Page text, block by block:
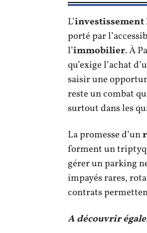
L’investissement
porté par
l’immobilier. À
qu’exige l’achat
saisir une
reste un combat
surtout dans les
La promesse d’un
forment un
gérer un parking
impayés rares,
contrats
A découvrir